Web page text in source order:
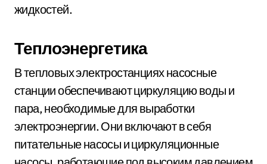
жидкостей.
Теплоэнергетика
В тепловых электростанциях насосные
станции обеспечивают циркуляцию воды и
пара, необходимые для выработки
электроэнергии. Они включают в себя
питательные насосы и циркуляционные